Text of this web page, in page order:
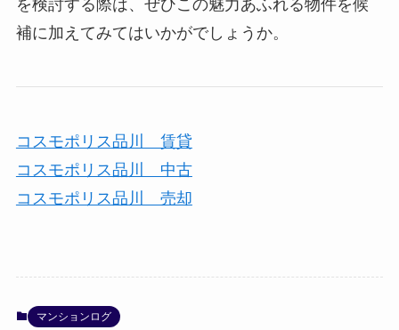
を検討する際は、ぜひこの魅力あふれる物件を候
補に加えてみてはいかがでしょうか。
コスモポリス品川 賃貸
コスモポリス品川 中古
コスモポリス品川 売却
マンションログ